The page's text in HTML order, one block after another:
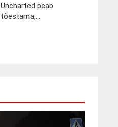
Uncharted peab
tõestama,...